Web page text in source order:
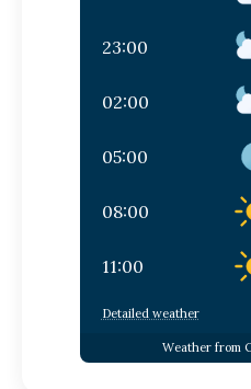
23:00
02:00
05:00
08:00
11:00
Detailed weather
Weather from